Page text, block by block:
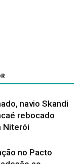
navio Skandi
rebocado
Niterói
no Pacto